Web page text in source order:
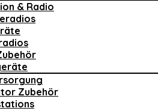
& Radio
Zubehör